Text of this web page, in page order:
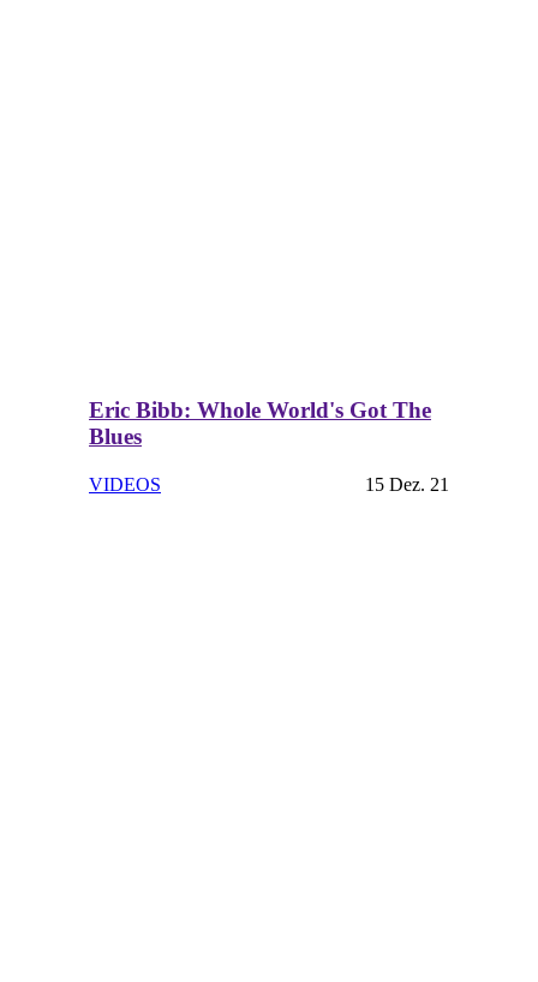
Eric Bibb: Whole World's Got The
Blues
VIDEOS 15 Dez. 21